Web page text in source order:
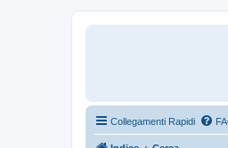
Collegamenti Rapidi